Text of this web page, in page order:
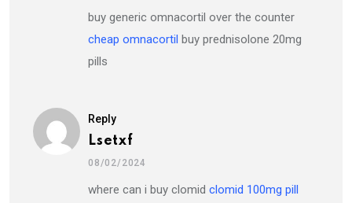
buy generic omnacortil over the counter
cheap omnacortil buy prednisolone 20mg
pills
Reply
Lsetxf
08/02/2024
where can i buy clomid clomid 100mg pill